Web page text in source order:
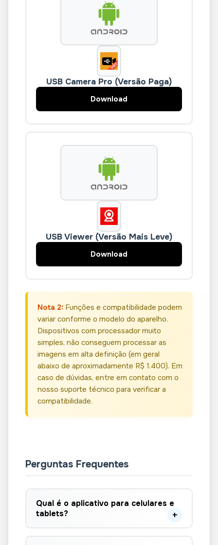
USB Camera Pro (Versão Paga)
Download
USB Viewer (Versão Mais Leve)
Download
Nota 2: Funções e compatibilidade podem
variar conforme o modelo do aparelho.
Dispositivos com processador muito
simples, não conseguem processar as
imagens em alta definição (em geral
abaixo de aproximadamente R$ 1.400). Em
caso de dúvidas, entre em contato com o
nosso suporte técnico para verificar a
compatibilidade.
Perguntas Frequentes
Qual é o aplicativo para celulares e
tablets?